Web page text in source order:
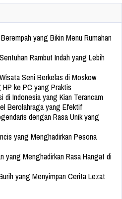
yang Bikin Menu Rumahan
Rambut Indah yang Lebih
Seni Berkelas di Moskow
ke PC yang Praktis
Indonesia yang Kian Terancam
Berolahraga yang Efektif
dengan Rasa Unik yang
yang Menghadirkan Pesona
yang Menghadirkan Rasa Hangat di
yang Menyimpan Cerita Lezat